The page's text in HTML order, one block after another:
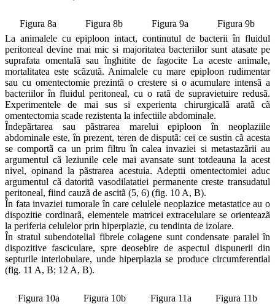
Figura 8a Figura 8b Figura 9a
Figura 9b
La animalele cu epiploon intact, continutul de bacterii în fluidul
peritoneal devine mai mic si majoritatea bacteriilor sunt atasate pe
suprafata omentalã sau înghitite de fagocite La aceste animale,
mortalitatea este scãzutã. Animalele cu mare epiploon rudimentar
sau cu omentectomie prezintã o crestere si o acumulare intensã a
bacteriilor în fluidul peritoneal, cu o ratã de supravietuire redusã.
Experimentele de mai sus si experienta chirurgicalã aratã cã
omentectomia scade rezistenta la infectiile abdominale.
Îndepãrtarea sau pãstrarea marelui epiploon în neoplaziile
abdominale este, în prezent, teren de disputã: cei ce sustin cã acesta
se comportã ca un prim filtru în calea invaziei si metastazãrii au
argumentul cã leziunile cele mai avansate sunt totdeauna la acest
nivel, opinand la pãstrarea acestuia. Adeptii omentectomiei aduc
argumentul cã datoritã vasodilatatiei permanente creste transudatul
peritoneal, fiind cauzã de ascitã (5, 6) (fig. 10 A, B).
În fata invaziei tumorale în care celulele neoplazice metastatice au o
dispozitie cordinarã, elementele matricei extracelulare se orienteazã
la periferia celulelor prin hiperplazie, cu tendinta de izolare.
În stratul subendotelial fibrele colagene sunt condensate paralel în
dispozitive fasciculare, spre deosebire de aspectul dispunerii din
septurile interlobulare, unde hiperplazia se produce circumferential
(fig. 11 A, B; 12 A, B).
Figura 10a Figura 10b Figura 11a
Figura 11b